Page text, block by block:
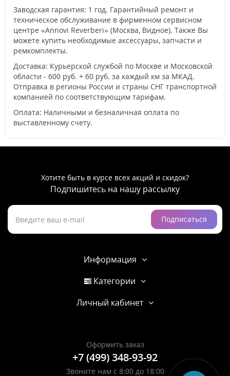
Заводская гарантия: 1 год. Гарантийный ремонт и
техническое обслуживание в фирменном сервисном
центре «Annovi Reverberi» (Москва, Видное). Также Вы
можете купить необходимые аксессуары, запчасти и
ремкомплекты.
Доставка: Курьерской службой по Москве и Московской
области - 600 руб. + 60 руб. за каждый км за МКАД.
Отправка в регионы России и страны СНГ транспортной
компанией по соответствующим тарифам.
Оплата: Наличными и безналичная оплата по
выставленному счету.
Хотите быть в курсе всех акций и скидок?
Подпишитесь на нашу рассылку
Подписаться
Информация
Категории
Личный кабинет
Оформить заказ
+7 (499) 348-93-92
Звоните нам с 8:00 до 18:00